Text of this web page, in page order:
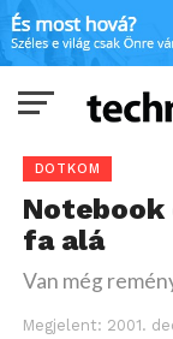
DOTKOM
Notebook
fa alá
Van még
Megjelent: 2001.